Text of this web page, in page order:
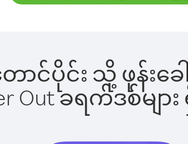
တောင်ပိုင်း သို့ ဖုန်
Out ခရက်ဒစ်မျ